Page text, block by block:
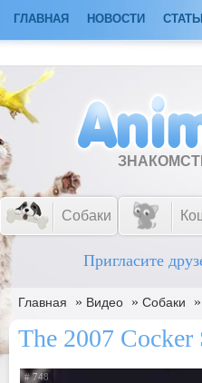
ГЛАВНАЯ НОВОСТИ
Собаки
Пригласите
Главная » Видео » Собаки »
The 2007
# 748